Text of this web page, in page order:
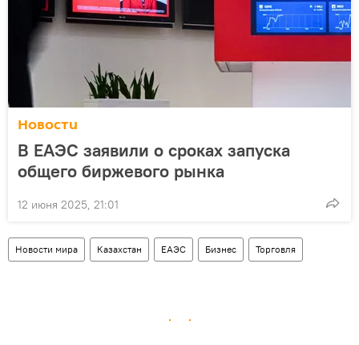
Новости
В ЕАЭС заявили о сроках запуска
общего биржевого рынка
12 июня 2025, 21:01
Новости мира Казахстан ЕАЭС Бизнес Торговля